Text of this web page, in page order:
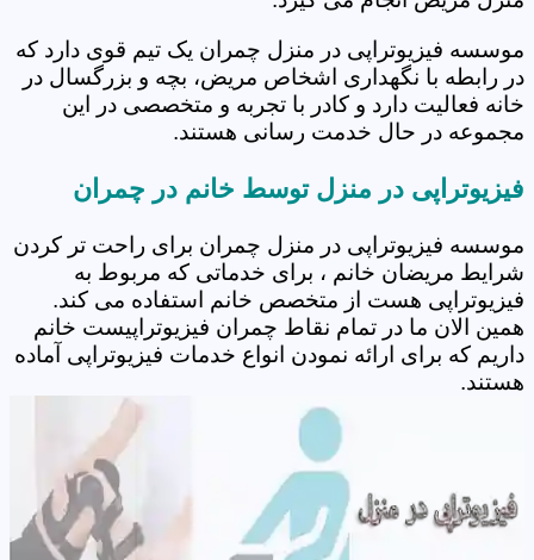
موسسه فیزیوتراپی در منزل چمران یک تیم قوی دارد که
در رابطه با نگهداری اشخاص مریض، بچه و بزرگسال در
خانه فعالیت دارد و کادر با تجربه و متخصصی در این
مجموعه در حال خدمت رسانی هستند.
فیزیوتراپی در منزل توسط خانم در چمران
موسسه فیزیوتراپی در منزل چمران برای راحت تر کردن
شرایط مریضان خانم ، برای خدماتی که مربوط به
فیزیوتراپی هست از متخصص خانم استفاده می کند.
همین الان ما در تمام نقاط چمران فیزیوتراپیست خانم
داریم که برای ارائه نمودن انواع خدمات فیزیوتراپی آماده
هستند.